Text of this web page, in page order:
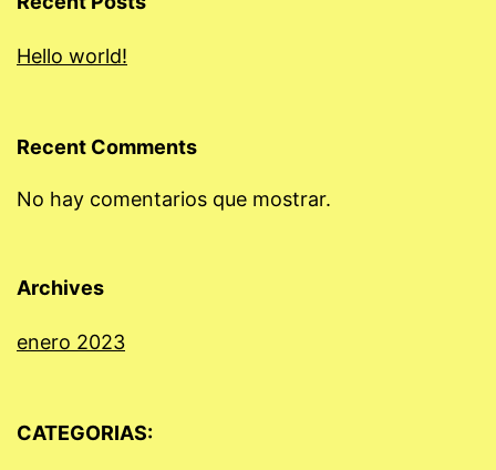
Hello world!
Recent Comments
No hay comentarios que mostrar.
Archives
enero 2023
CATEGORIAS: